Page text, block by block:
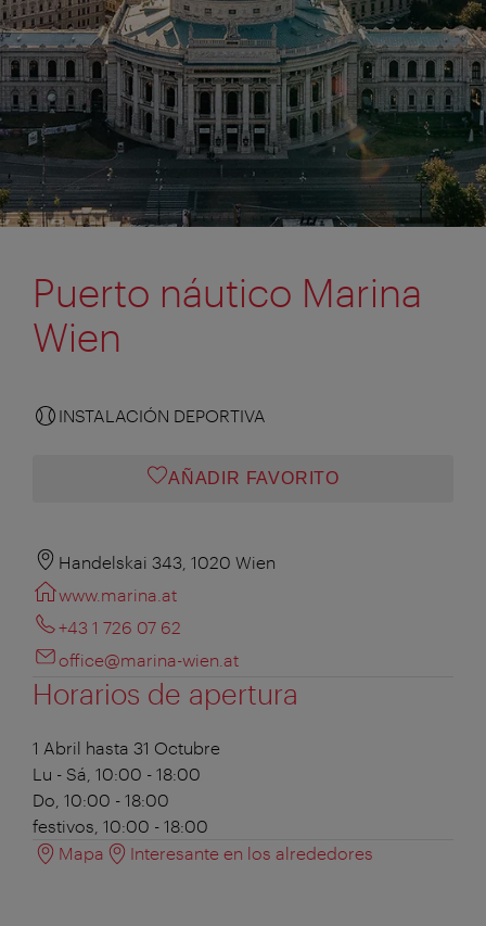
Puerto náutico Marina
Wien
INSTALACIÓN DEPORTIVA
AÑADIR FAVORITO
Handelskai 343, 1020 Wien
www.marina.at
+43 1 726 07 62
office@marina-wien.at
Horarios de apertura
1 Abril hasta 31 Octubre
Lu - Sá, 10:00 - 18:00
Do, 10:00 - 18:00
festivos, 10:00 - 18:00
Mapa
Interesante en los alrededores